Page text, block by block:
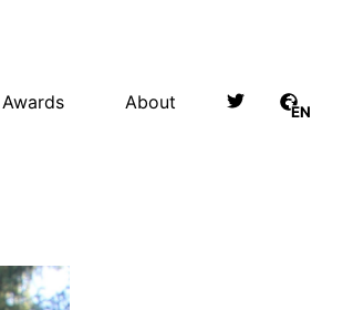
Awards About EN